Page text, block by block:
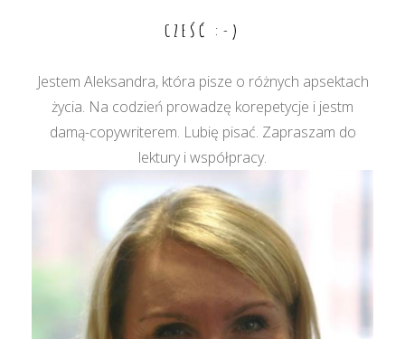
CZEŚĆ :-)
Jestem Aleksandra, która pisze o różnych apsektach
życia. Na codzień prowadzę korepetycje i jestm
damą-copywriterem. Lubię pisać. Zapraszam do
lektury i współpracy.